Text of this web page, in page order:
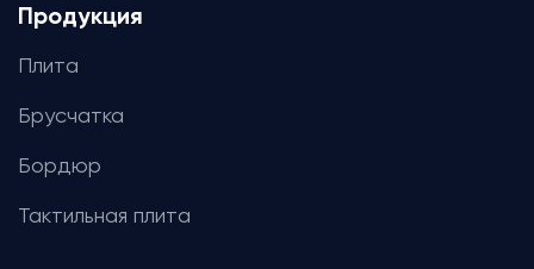
Продукция
Плита
Брусчатка
Бордюр
Тактильная плита